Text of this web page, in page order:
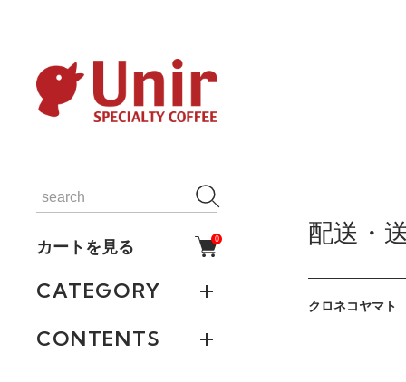
カートを見る 0
CATEGORY
CONTENTS
配送・
クロネコヤマト